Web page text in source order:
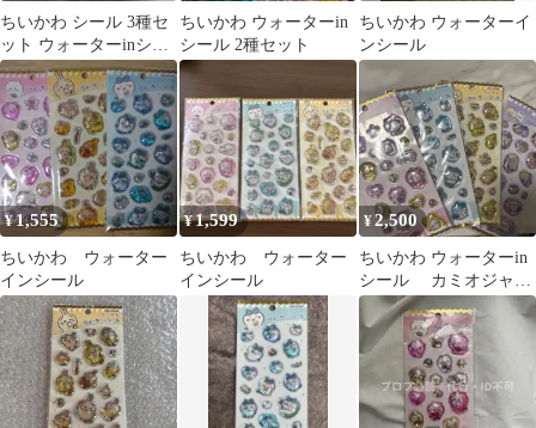
ちいかわ シール 3種セ
ット ウォーターinシー
ル 他
ちいかわ ウォーターin
シール 2種セット
ちいかわ ウォーターイ
ンシール
¥1,555
ちいかわ ウォーター
インシール
¥1,599
ちいかわ ウォーター
インシール
¥2,500
ちいかわ ウォーターin
シール カミオジャパ
ン 新品 正規品